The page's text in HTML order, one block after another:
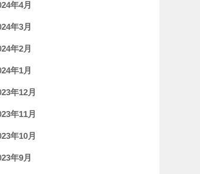
年4月
年3月
年2月
年1月
年12月
年11月
年10月
年9月